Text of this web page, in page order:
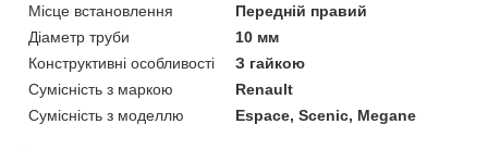
Місце встановлення
Передній правий
Діаметр труби
10 мм
Конструктивні особливості
З гайкою
Сумісність з маркою
Renault
Сумісність з моделлю
Espace, Scenic, Megane